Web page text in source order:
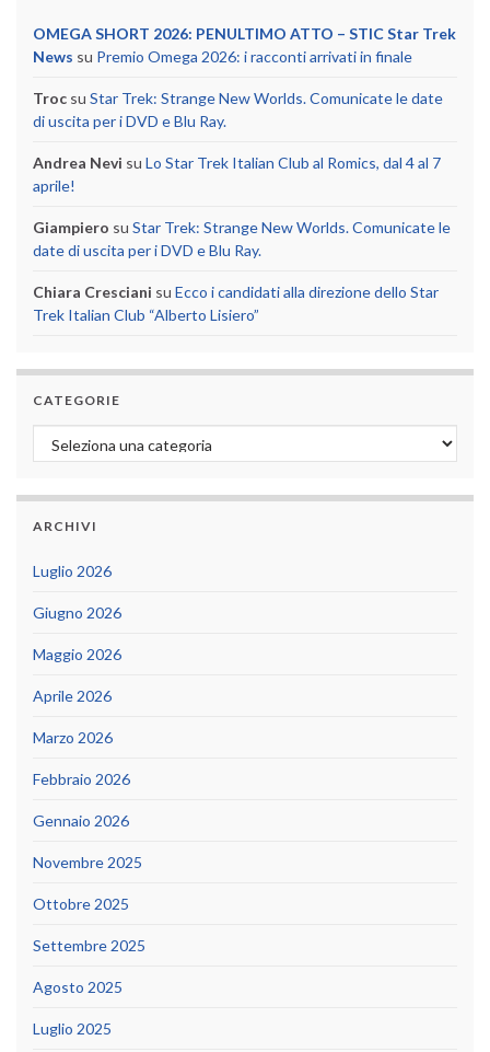
OMEGA SHORT 2026: PENULTIMO ATTO – STIC Star Trek
News su Premio Omega 2026: i racconti arrivati in finale
Troc su Star Trek: Strange New Worlds. Comunicate le date
di uscita per i DVD e Blu Ray.
Andrea Nevi su Lo Star Trek Italian Club al Romics, dal 4 al 7
aprile!
Giampiero su Star Trek: Strange New Worlds. Comunicate le
date di uscita per i DVD e Blu Ray.
Chiara Cresciani su Ecco i candidati alla direzione dello Star
Trek Italian Club “Alberto Lisiero”
CATEGORIE
Categorie
ARCHIVI
Luglio 2026
Giugno 2026
Maggio 2026
Aprile 2026
Marzo 2026
Febbraio 2026
Gennaio 2026
Novembre 2025
Ottobre 2025
Settembre 2025
Agosto 2025
Luglio 2025